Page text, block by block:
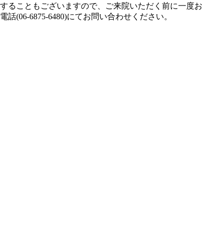
することもございますので、ご来院いただく前に一度お
電話(06-6875-6480)にてお問い合わせください。